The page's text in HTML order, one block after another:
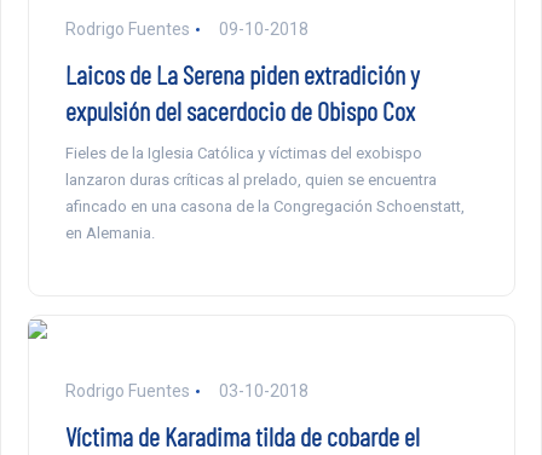
Rodrigo Fuentes 09-10-2018
Laicos de La Serena piden extradición y
expulsión del sacerdocio de Obispo Cox
Fieles de la Iglesia Católica y víctimas del exobispo
lanzaron duras críticas al prelado, quien se encuentra
afincado en una casona de la Congregación Schoenstatt,
en Alemania.
Rodrigo Fuentes 03-10-2018
Víctima de Karadima tilda de cobarde el